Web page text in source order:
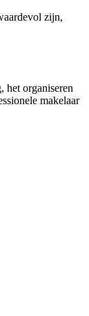
zijn,
het organiseren
makelaar